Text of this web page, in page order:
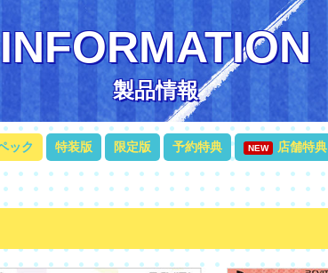
INFORMATION
製品情報
ック 特装版 限定版 予約特典 NEW 店舗特典